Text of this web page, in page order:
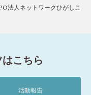
法人ネットワークひがしこ
こちら
活動報告